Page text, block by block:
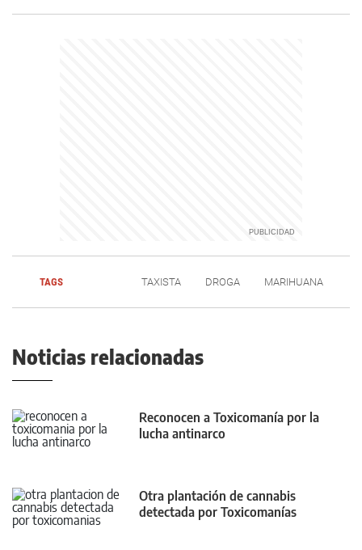
TAGS TAXISTA DROGA MARIHUANA
Noticias relacionadas
Reconocen a Toxicomanía por la
lucha antinarco
Otra plantación de cannabis
detectada por Toxicomanías